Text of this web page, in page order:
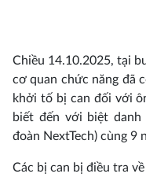
Chiều 14.10.2025, tại
cơ quan chức năng đã
khởi tố bị can đối với
biết đến với biệt
đoàn NextTech) cùng 9
Các bị can bị điều tra